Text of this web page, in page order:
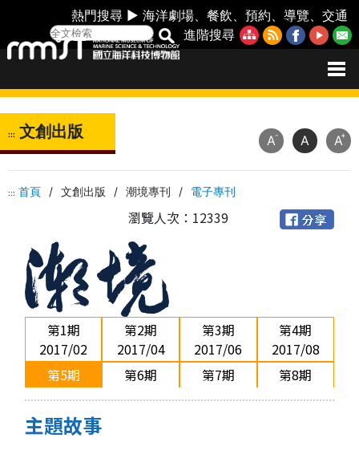
熱門搜尋 ►海洋劇場 、餐飲 、預約 、導覽 、交通
進階搜尋
::: 文創出版
::: 首頁 / 文創出版 / 潮境專刊 / 電子專刊
A- A A+
瀏覽人次：12339
第1期
2017/02
第2期
2017/04
第3期
2017/06
第4期
2017/08
第5期
2017/10
第6期
第7期
第8期
第9期
2018/06
主題故事